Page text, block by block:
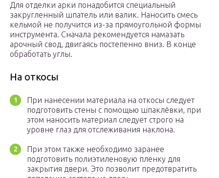
Для отделки арки понадобится специальный
закругленный шпатель или валик. Наносить смесь
кельмой не получится из-за прямоугольной формы
инструмента. Сначала рекомендуется намазать
арочный свод, двигаясь постепенно вниз. В конце
обработать углы.
На откосы
При нанесении материала на откосы следует
подготовить стены с помощью шпаклёвки, при
этом наносить материал следует строго на
уровне глаз для отслеживания наклона.
При этом также необходимо заранее
подготовить полиэтиленовую пленку для
закрытия двери. Это позволит предотвратить